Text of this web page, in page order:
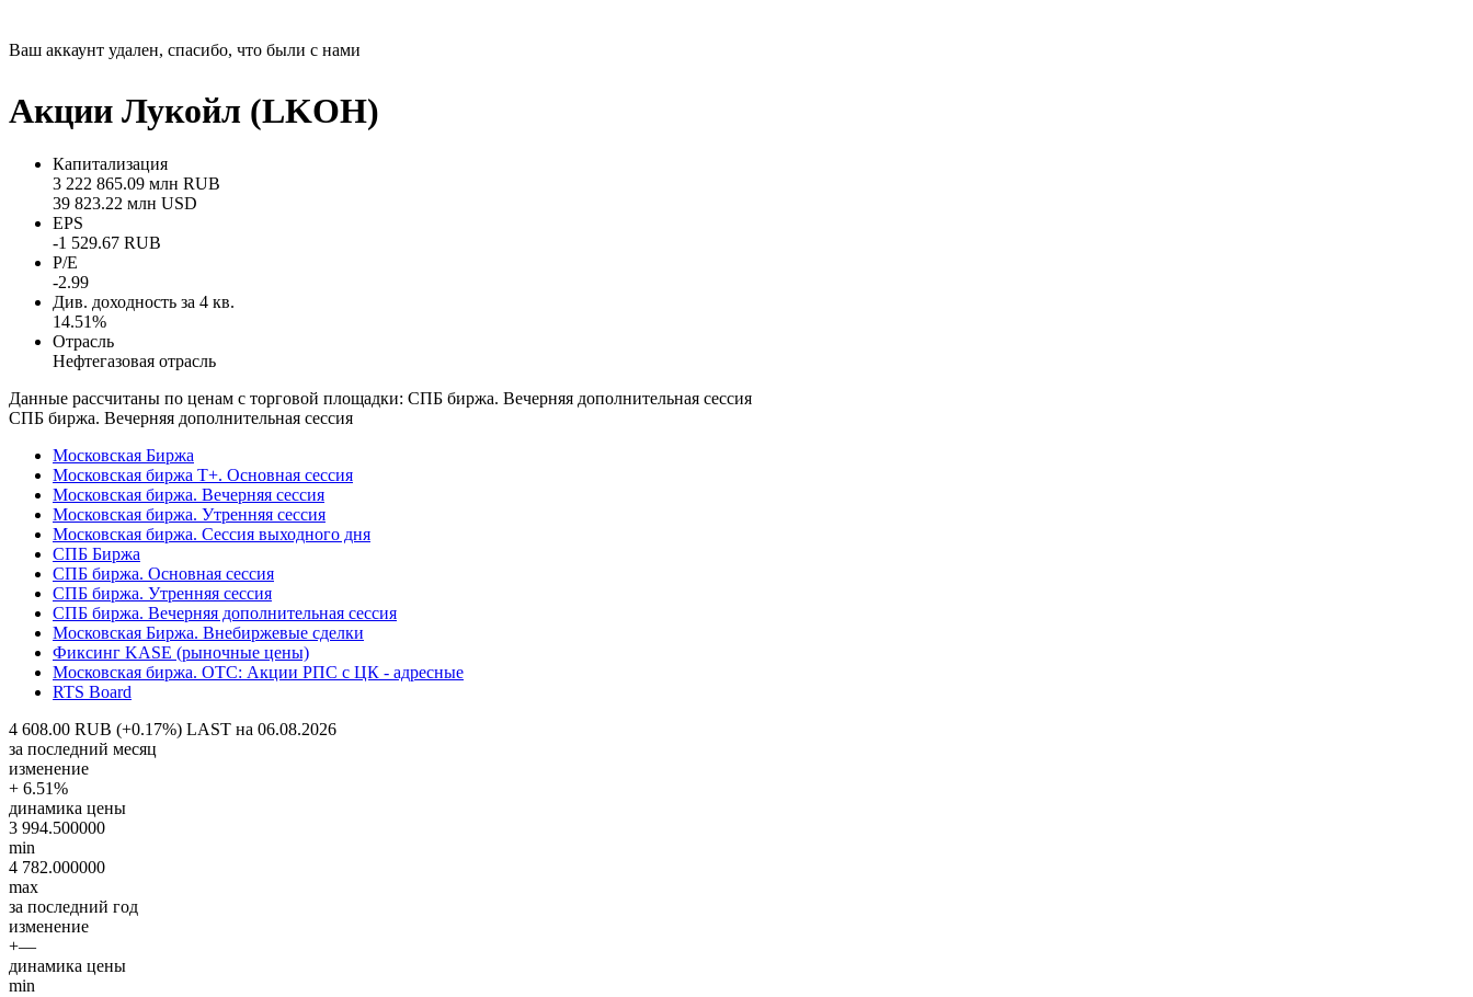
Ваш аккаунт удален, спасибо, что были с нами
Акции Лукойл (LKOH)
Капитализация
3 222 865.09 млн RUB
39 823.22 млн USD
EPS
-1 529.67 RUB
P/E
-2.99
Див. доходность за 4 кв.
14.51%
Отрасль
Нефтегазовая отрасль
Данные рассчитаны по ценам с торговой площадки: СПБ биржа. Вечерняя дополнительная сессия
СПБ биржа. Вечерняя дополнительная сессия
Московская Биржа
Московская биржа Т+. Основная сессия
Московская биржа. Вечерняя сессия
Московская биржа. Утренняя сессия
Московская биржа. Сессия выходного дня
СПБ Биржа
СПБ биржа. Основная сессия
СПБ биржа. Утренняя сессия
СПБ биржа. Вечерняя дополнительная сессия
Московская Биржа. Внебиржевые сделки
Фиксинг KASE (рыночные цены)
Московская биржа. OTC: Акции РПС с ЦК - адресные
RTS Board
4 608.00 RUB (+0.17%) LAST на 06.08.2026
за последний месяц
изменение
+ 6.51%
динамика цены
3 994.500000
min
4 782.000000
max
за последний год
изменение
+—
динамика цены
min